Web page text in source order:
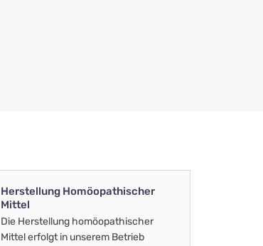
Herstellung Homöopathischer
Mittel
Die Herstellung homöopathischer
Mittel erfolgt in unserem Betrieb